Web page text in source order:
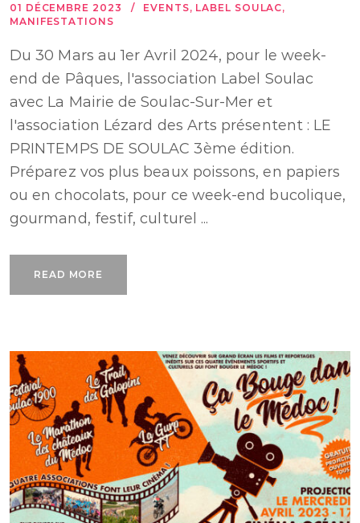
01 DÉCEMBRE 2023 EVENTS, LABEL SOULAC,
MANIFESTATIONS
Du 30 Mars au 1er Avril 2024, pour le week-
end de Pâques, l'association Label Soulac
avec La Mairie de Soulac-Sur-Mer et
l'association Lézard des Arts présentent : LE
PRINTEMPS DE SOULAC 3ème édition.
Préparez vos plus beaux poissons, en papiers
ou en chocolats, pour ce week-end bucolique,
gourmand, festif, culturel ...
READ MORE